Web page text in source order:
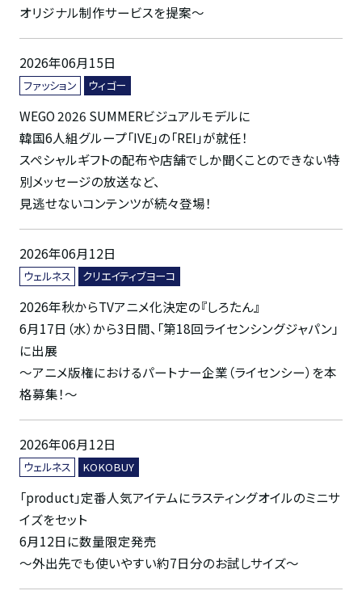
オリジナル制作サービスを提案～
2026年06月15日
ファッション ウィゴー
WEGO 2026 SUMMERビジュアルモデルに
韓国6人組グループ「IVE」の「REI」が就任！
スペシャルギフトの配布や店舗でしか聞くことのできない特
別メッセージの放送など、
見逃せないコンテンツが続々登場！
2026年06月12日
ウェルネス クリエイティブヨーコ
2026年秋からTVアニメ化決定の『しろたん』
6月17日（水）から3日間、「第18回ライセンシングジャパン」
に出展
～アニメ版権におけるパートナー企業（ライセンシー）を本
格募集！～
2026年06月12日
ウェルネス KOKOBUY
「product」定番人気アイテムにラスティングオイルのミニサ
イズをセット
6月12日に数量限定発売
～外出先でも使いやすい約7日分のお試しサイズ～